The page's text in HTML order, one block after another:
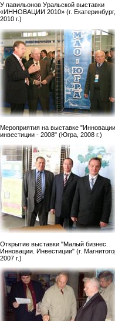
У павильонов Уральской выставки
«ИННОВАЦИИ 2010» (г. Екатеринбург,
2010 г.)
Мероприятия на выставке
инвестиции - 2008" (Югра, 2008 г.)
Открытие выставки "Малый бизнес.
Инновации. Инвестиции" (г.
2007 г.)